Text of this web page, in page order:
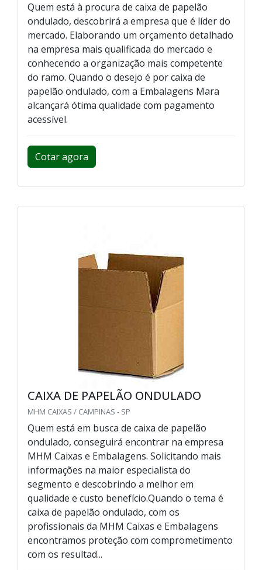
Quem está à procura de caixa de papelão
ondulado, descobrirá a empresa que é líder do
mercado. Elaborando um orçamento detalhado
na empresa mais qualificada do mercado e
conhecendo a organização mais competente
do ramo. Quando o desejo é por caixa de
papelão ondulado, com a Embalagens Mara
alcançará ótima qualidade com pagamento
acessível.
Cotar agora
CAIXA DE PAPELÃO ONDULADO
MHM CAIXAS / CAMPINAS - SP
Quem está em busca de caixa de papelão
ondulado, conseguirá encontrar na empresa
MHM Caixas e Embalagens. Solicitando mais
informações na maior especialista do
segmento e descobrindo a melhor em
qualidade e custo benefício.Quando o tema é
caixa de papelão ondulado, com os
profissionais da MHM Caixas e Embalagens
encontramos proteção com comprometimento
com os resultad...